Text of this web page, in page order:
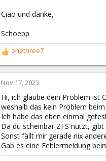
Ciao und danke,
Schoepp
R
e
a
c
i
o
n
s
:
onethree7
Nov 17, 2023
Hi, ich glaube dein Problem ist
weshalb das kein Problem
Ich habe das eben einmal
Da du scheinbar ZFS nutzt,
Sonst fällt mir gerade nix
Gab es eine Fehlermeldung